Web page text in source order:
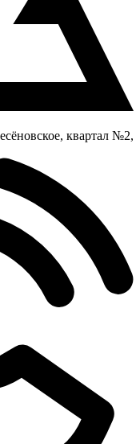
квартал №2,